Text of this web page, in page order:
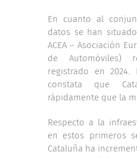
En cuanto al
datos se han
ACEA – Asociación
de Automóviles)
registrado en 2024.
constata que
rápidamente que la
Respecto a la
en estos primeros
Cataluña ha